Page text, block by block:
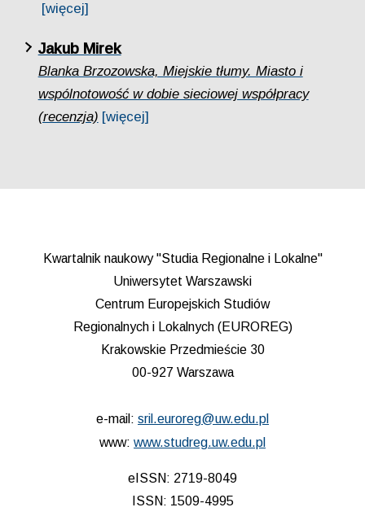
[więcej]
Jakub Mirek
Blanka Brzozowska, Miejskie tłumy. Miasto i
wspólnotowość w dobie sieciowej współpracy
(recenzja) [więcej]
Kwartalnik naukowy "Studia Regionalne i Lokalne"
Uniwersytet Warszawski
Centrum Europejskich Studiów
Regionalnych i Lokalnych (EUROREG)
Krakowskie Przedmieście 30
00-927 Warszawa
e-mail: sril.euroreg@uw.edu.pl
www: www.studreg.uw.edu.pl
eISSN: 2719-8049
ISSN: 1509-4995